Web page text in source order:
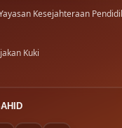
Kesejahteraan
Kuki